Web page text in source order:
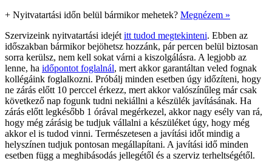
+ Nyitvatartási időn belül bármikor mehetek? Megnézem »
Szervizeink nyitvatartási idejét itt tudod megtekinteni. Ebben az
időszakban bármikor bejöhetsz hozzánk, pár percen belül biztosan
sorra kerülsz, nem kell sokat várni a kiszolgálásra. A legjobb az
lenne, ha időpontot foglalnál, mert akkor garantáltan veled fognak
kollégáink foglalkozni. Próbálj minden esetben úgy időzíteni, hogy
ne zárás előtt 10 perccel érkezz, mert akkor valószínűleg már csak
következő nap fogunk tudni nekiállni a készülék javításának. Ha
zárás előtt legkésőbb 1 órával megérkezel, akkor nagy esély van rá,
hogy még zárásig be tudjuk vállalni a készüléket úgy, hogy még
akkor el is tudod vinni. Természetesen a javítási időt mindig a
helyszínen tudjuk pontosan megállapítani. A javítási idő minden
esetben függ a meghibásodás jellegétől és a szerviz terheltségétől.